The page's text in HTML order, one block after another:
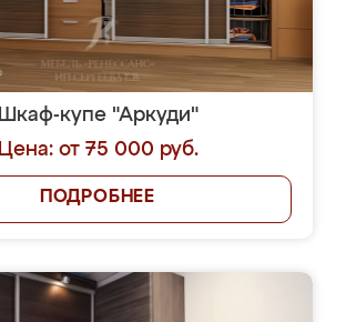
Шкаф-купе "Аркуди"
Цена: от 75 000 руб.
ПОДРОБНЕЕ